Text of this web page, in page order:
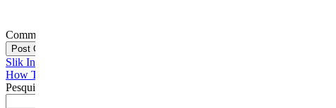
Comment
Post Comment
Slik Installerer Du Windows 11
How To Change The Mapping Service Used By Outlook’s Map Link
Pesquisar